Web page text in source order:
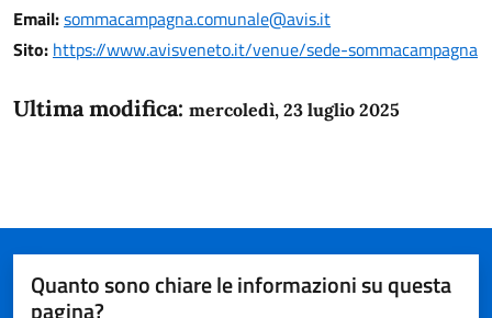
Email:sommacampagna.comunale@avis.it
Sito: https://www.avisveneto.it/venue/sede-sommacampagna
Ultima modifica: mercoledì, 23 luglio 2025
Quanto sono chiare le informazioni su questa
pagina?